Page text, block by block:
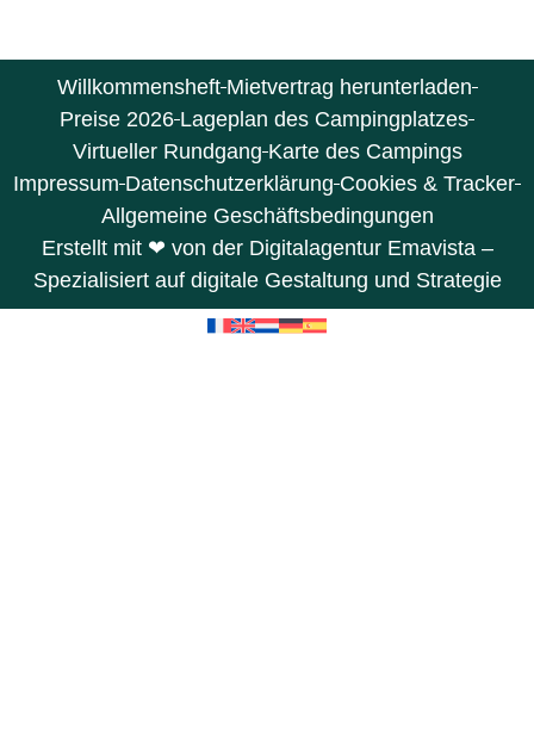
Willkommensheft Mietvertrag herunterladen
Preise 2026 Lageplan des Campingplatzes
Virtueller Rundgang Karte des Campings
Impressum Datenschutzerklärung Cookies & Tracker
Allgemeine Geschäftsbedingungen
Erstellt mit ❤ von der Digitalagentur Emavista –
Spezialisiert auf digitale Gestaltung und Strategie